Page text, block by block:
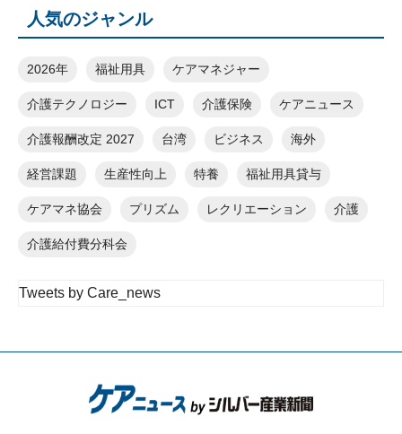
人気のジャンル
2026年 福祉用具 ケアマネジャー
介護テクノロジー ICT 介護保険 ケアニュース
介護報酬改定 2027 台湾 ビジネス 海外
経営課題 生産性向上 特養 福祉用具貸与
ケアマネ協会 プリズム レクリエーション 介護
介護給付費分科会
Tweets by Care_news